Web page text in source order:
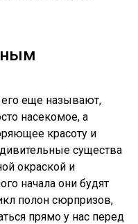
еще называют,
насекомое, а
красоту и
существа
окраской и
начала они будят
полон сюрпризов,
прямо у нас перед